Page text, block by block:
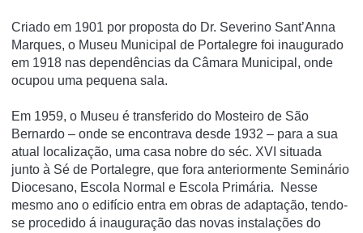
Criado em 1901 por proposta do Dr. Severino Sant’Anna
Marques, o Museu Municipal de Portalegre foi inaugurado
em 1918 nas dependências da Câmara Municipal, onde
ocupou uma pequena sala.
Em 1959, o Museu é transferido do Mosteiro de São
Bernardo – onde se encontrava desde 1932 – para a sua
atual localização, uma casa nobre do séc. XVI situada
junto à Sé de Portalegre, que fora anteriormente Seminário
Diocesano, Escola Normal e Escola Primária. Nesse
mesmo ano o edifício entra em obras de adaptação, tendo-
se procedido á inauguração das novas instalações do